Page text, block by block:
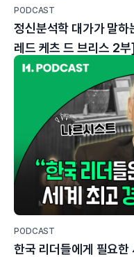
PODCAST
정신분석학 대가가 말
레드 케츠 드 브리스 2부]
PODCAST
한국 리더들에게 필요한